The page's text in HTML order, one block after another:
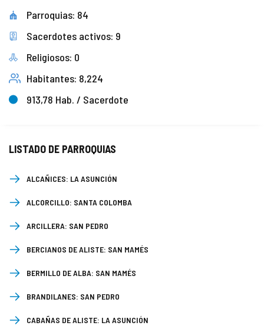
Parroquias: 84
Sacerdotes activos: 9
Religiosos: 0
Habitantes: 8,224
913,78 Hab. / Sacerdote
LISTADO DE PARROQUIAS
ALCAÑICES: LA ASUNCIÓN
ALCORCILLO: SANTA COLOMBA
ARCILLERA: SAN PEDRO
BERCIANOS DE ALISTE: SAN MAMÉS
BERMILLO DE ALBA: SAN MAMÉS
BRANDILANES: SAN PEDRO
CABAÑAS DE ALISTE: LA ASUNCIÓN
COMPLIANCE
DOCTRINA DE LA IGLESIA
PORTAL DE TRANSPARENCIA
PASTORAL SAMARITANA
CENTROS SOCIALES
APOSTOLADO SEGLAR
IMÁGENES
VÍDEOS
AUDIOS